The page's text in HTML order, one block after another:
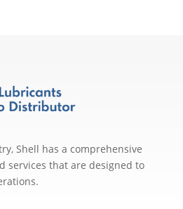
Shell has a comprehensive
services that are designed to